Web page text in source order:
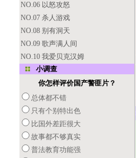
NO.06 以怒攻怒
NO.07 杀人游戏
NO.08 别有洞天
NO.09 歌声满人间
NO.10 我爱贝克汉姆
小调查
你怎样评价国产警匪片？
总体都不错
只有个别特出色
比国外差距很大
故事都不够真实
普法教育功能强